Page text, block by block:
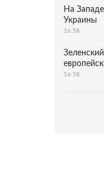
На
Украины
16:58
16:58